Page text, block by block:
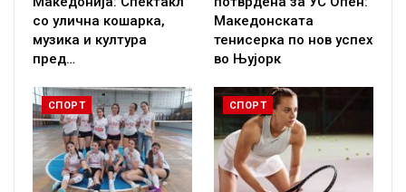
со улична кошарка,
музика и култура
пред…
Македонската
тенисерка по нов успех
во Њујорк
СПОРТ СПОРТ